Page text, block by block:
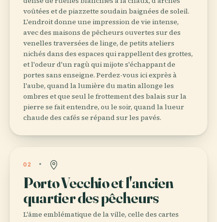
voûtées et de piazzette soudain baignées de soleil.
L'endroit donne une impression de vie intense,
avec des maisons de pêcheurs ouvertes sur des
venelles traversées de linge, de petits ateliers
nichés dans des espaces qui rappellent des grottes,
et l'odeur d'un ragù qui mijote s'échappant de
portes sans enseigne. Perdez-vous ici exprès à
l'aube, quand la lumière du matin allonge les
ombres et que seul le frottement des balais sur la
pierre se fait entendre, ou le soir, quand la lueur
chaude des cafés se répand sur les pavés.
02
Porto Vecchio et l'ancien
quartier des pêcheurs
L'âme emblématique de la ville, celle des cartes